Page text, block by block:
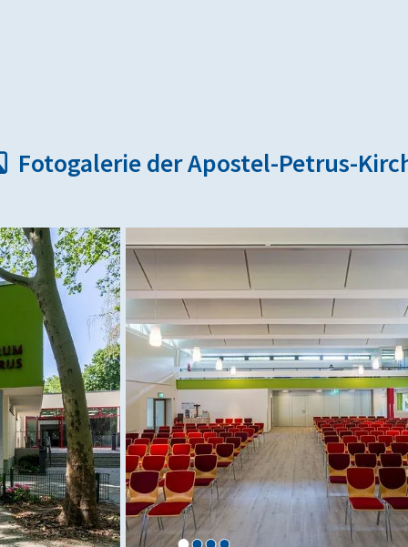
Fotogalerie der Apostel-Petrus-